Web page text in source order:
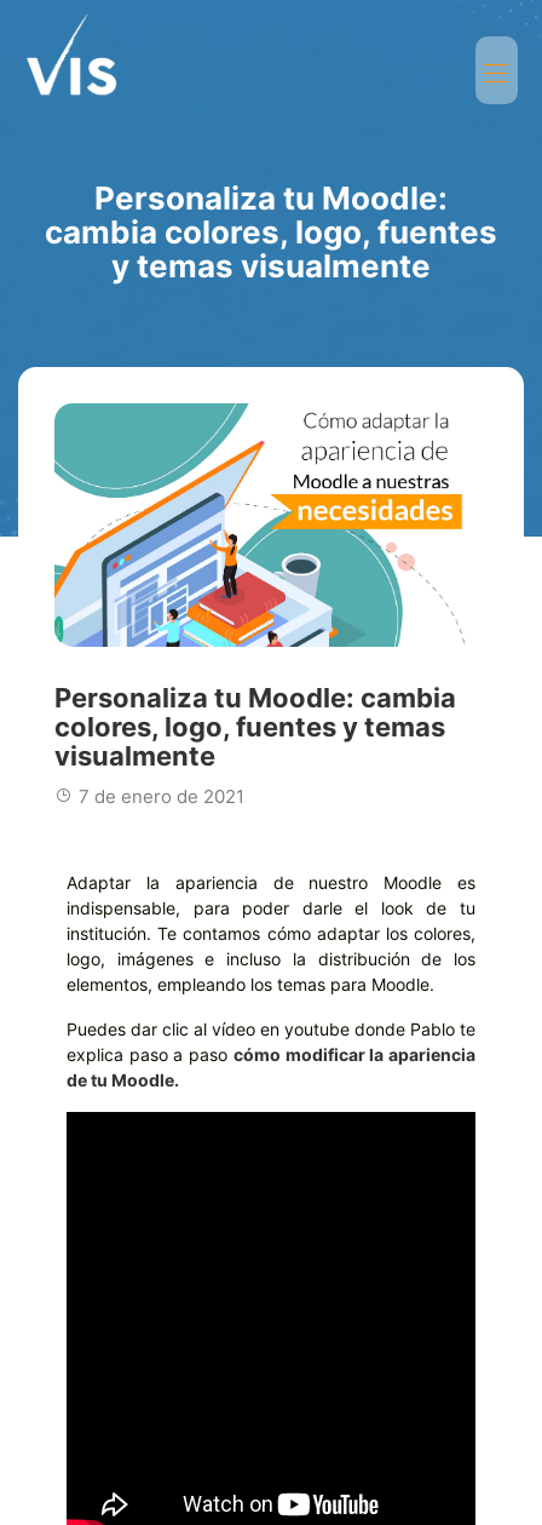
Personaliza tu Moodle:
cambia colores, logo, fuentes
y temas visualmente
Personaliza tu Moodle: cambia
colores, logo, fuentes y temas
visualmente
7 de enero de 2021
Adaptar la apariencia de nuestro Moodle es
indispensable, para poder darle el look de tu
institución. Te contamos cómo adaptar los colores,
logo, imágenes e incluso la distribución de los
elementos, empleando los temas para Moodle.
Puedes dar clic al vídeo en youtube donde Pablo te
explica paso a paso cómo modificar la apariencia
de tu Moodle.